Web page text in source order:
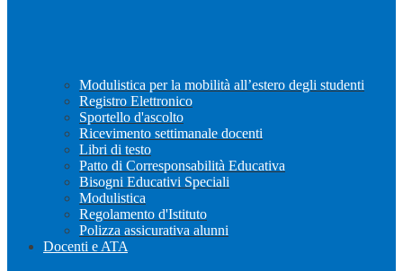
Modulistica per la mobilità all’estero degli studenti
Registro Elettronico
Sportello d'ascolto
Ricevimento settimanale docenti
Libri di testo
Patto di Corresponsabilità Educativa
Bisogni Educativi Speciali
Modulistica
Regolamento d'Istituto
Polizza assicurativa alunni
Docenti e ATA